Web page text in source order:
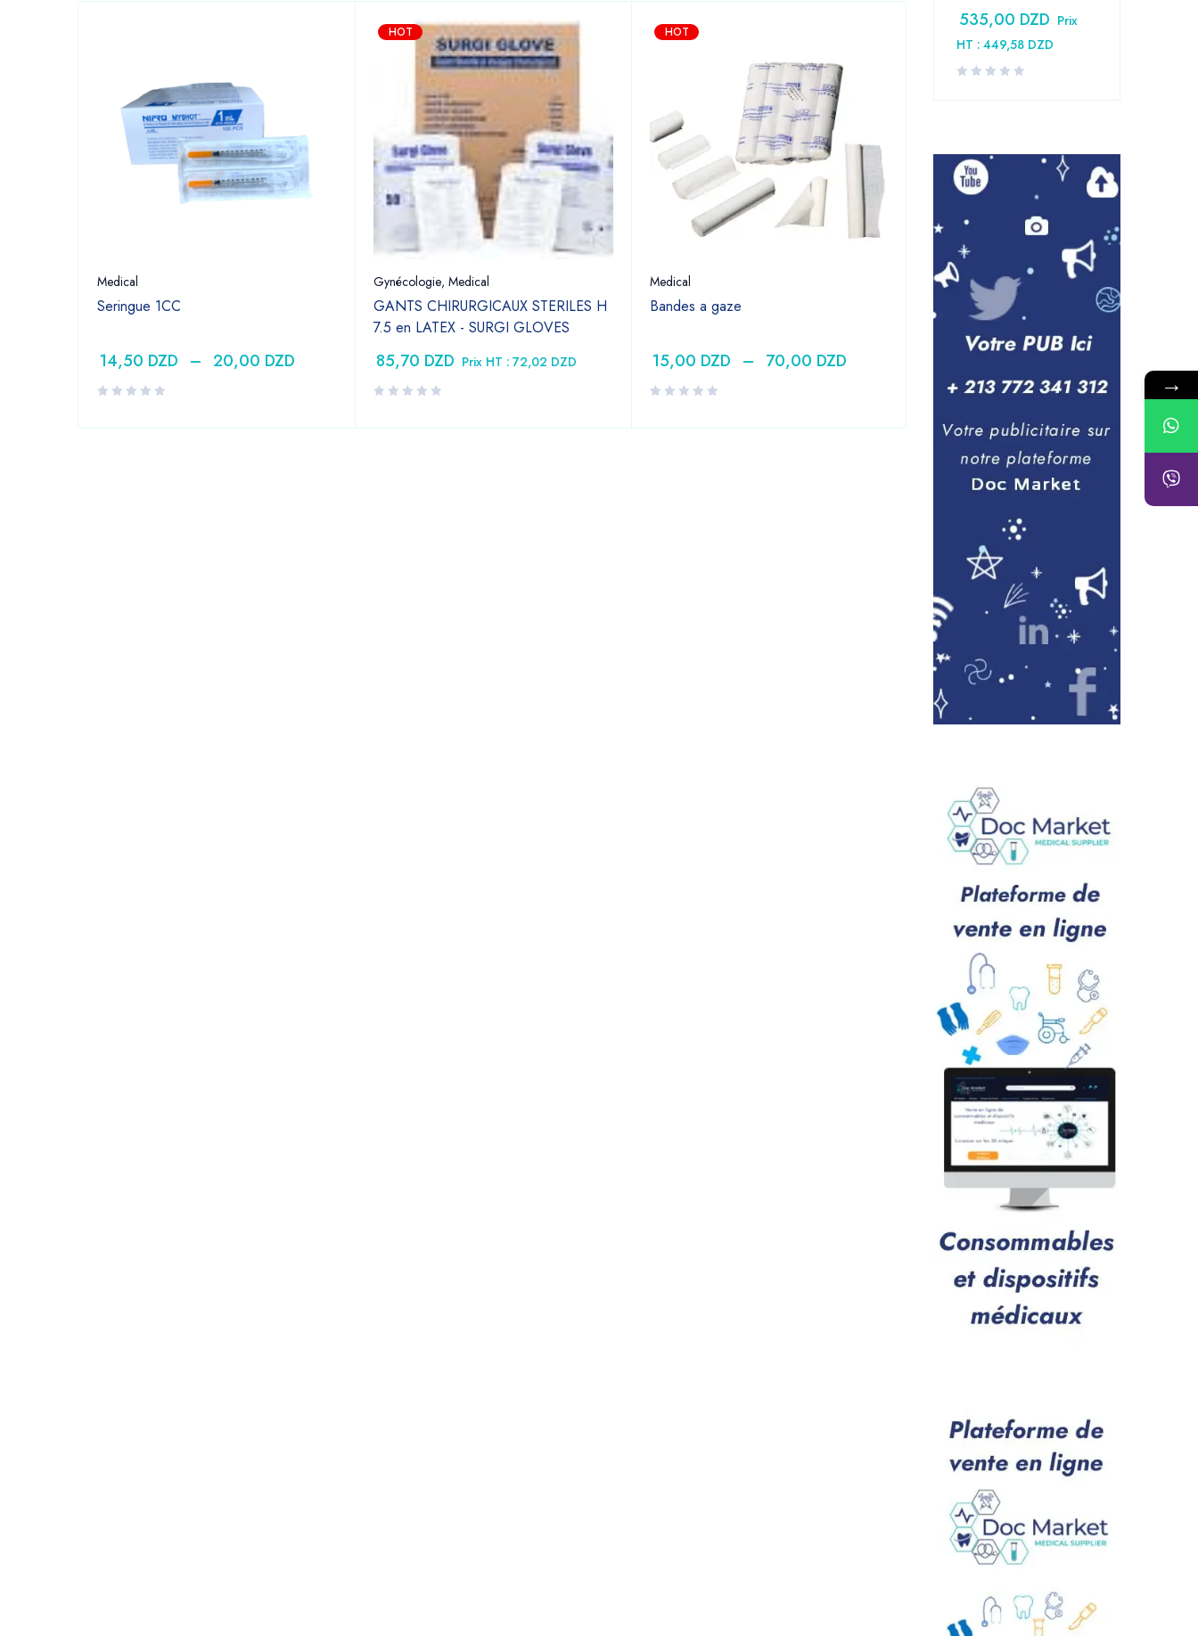
Medical
Seringue 1CC
14,50 DZD – 20,00 DZD
HOT
Gynécologie, Medical
GANTS CHIRURGICAUX STERILES H
7.5 en LATEX - SURGI GLOVES
85,70 DZD Prix HT : 72,02 DZD
HOT
Medical
Bandes a gaze
15,00 DZD – 70,00 DZD
Laboratoire Medical
Seringue 10CC PRONTO
535,00 DZD Prix
HT : 449,58 DZD
→